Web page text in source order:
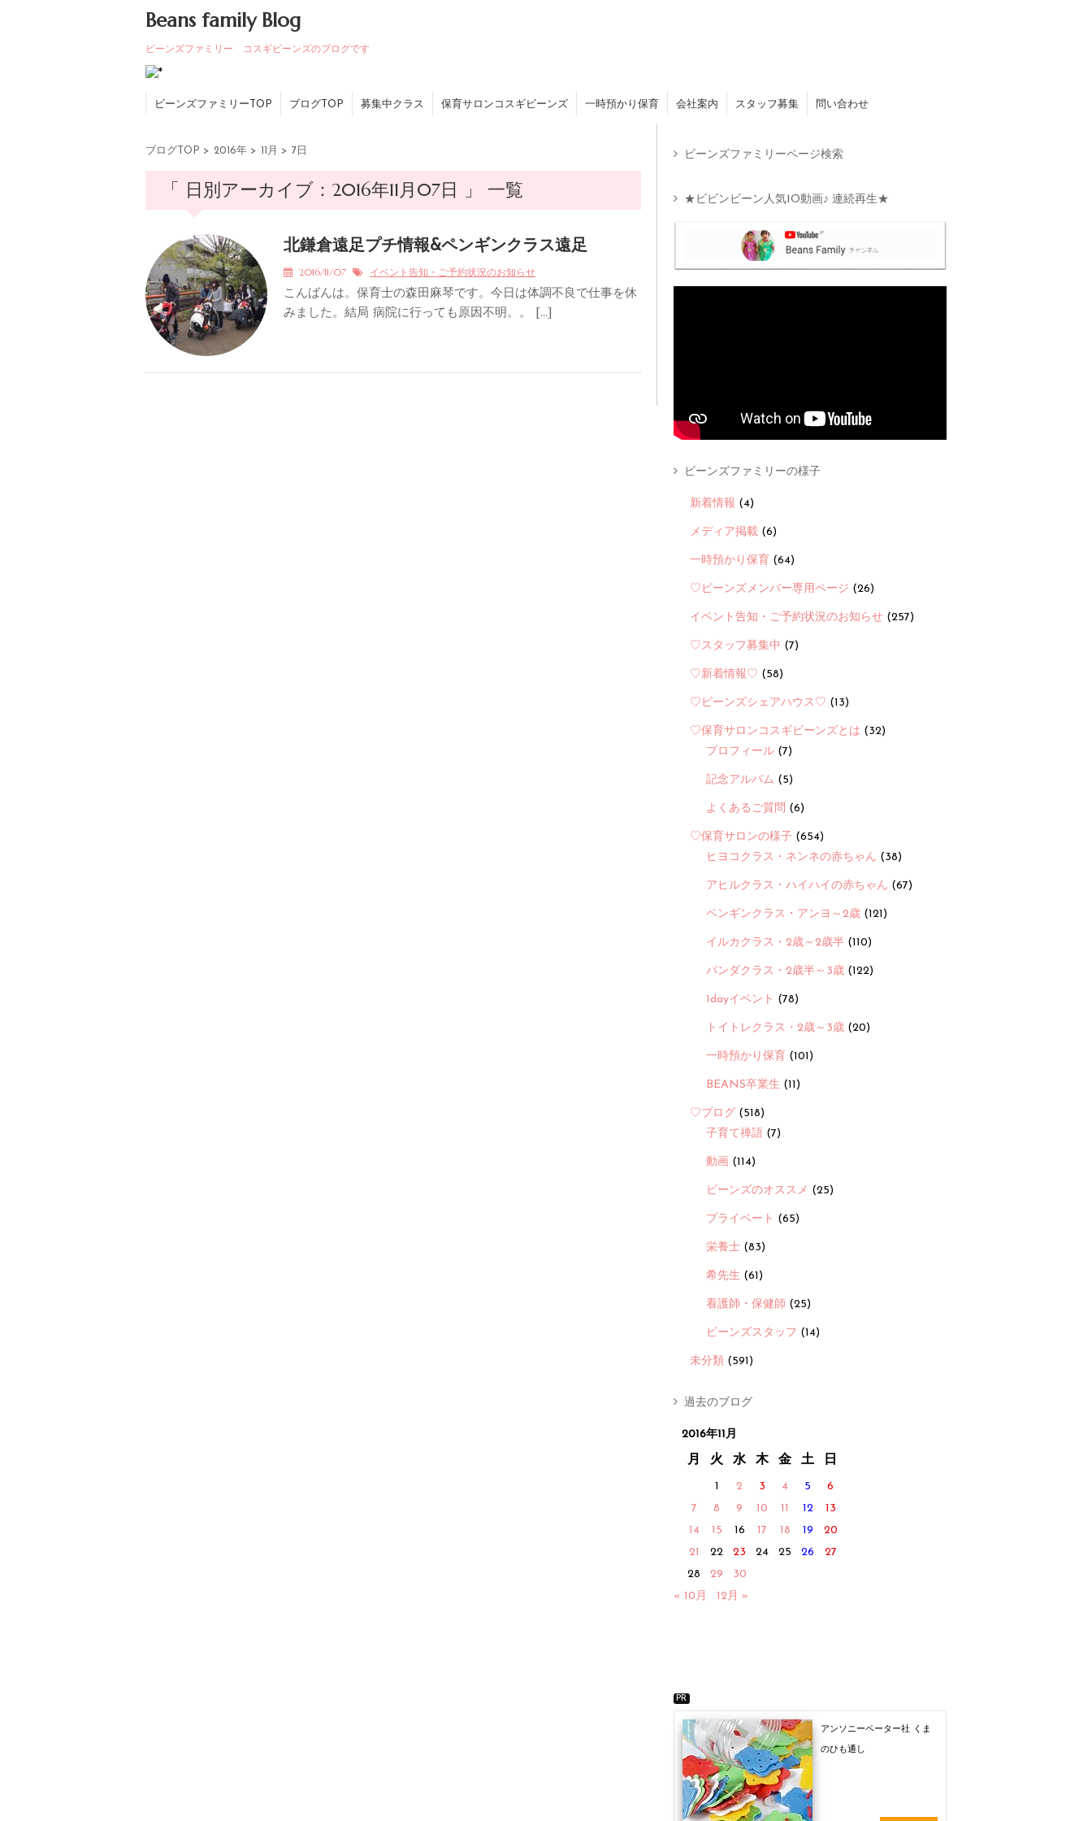
Beans family Blog
ビーンズファミリー コスギビーンズのブログです
ビーンズファミリーTOP ブログTOP 募集中クラス 保育サロンコスギビーンズ 一時預かり保育 会社案内 スタッフ募集 問い合わせ
ブログTOP > 2016年 > 11月 > 7日
「 日別アーカイブ：2016年11月07日 」 一覧
北鎌倉遠足プチ情報&ペンギンクラス遠足
2016/11/07 イベント告知・ご予約状況のお知らせ
こんばんは。保育士の森田麻琴です。今日は体調不良で仕事を休
みました。結局 病院に行っても原因不明。。 […]
ビーンズファミリーページ検索
★ビビンビーン人気10動画♪ 連続再生★
ビーンズファミリーの様子
新着情報 (4)
メディア掲載 (6)
一時預かり保育 (64)
♡ビーンズメンバー専用ページ (26)
イベント告知・ご予約状況のお知らせ (257)
♡スタッフ募集中 (7)
♡新着情報♡ (58)
♡ビーンズシェアハウス♡ (13)
♡保育サロンコスギビーンズとは (32)
プロフィール (7)
記念アルバム (5)
よくあるご質問 (6)
♡保育サロンの様子 (654)
ヒヨコクラス・ネンネの赤ちゃん (38)
アヒルクラス・ハイハイの赤ちゃん (67)
ペンギンクラス・アンヨ～2歳 (121)
イルカクラス・2歳～2歳半 (110)
パンダクラス・2歳半～3歳 (122)
1dayイベント (78)
トイトレクラス・2歳～3歳 (20)
一時預かり保育 (101)
BEANS卒業生 (11)
♡ブログ (518)
子育て禅語 (7)
動画 (114)
ビーンズのオススメ (25)
プライベート (65)
栄養士 (83)
希先生 (61)
看護師・保健師 (25)
ビーンズスタッフ (14)
未分類 (591)
過去のブログ
2016年11月
月 火 水 木 金 土 日
1 2 3 4 5
6
7
8 9 10 11 12
13
14
15 16 17 18 19
20
21
22 23 24 25 26
27
28
29
30
« 10月
12月 »
PR
アンソニーペーター社 くま
のひも通し